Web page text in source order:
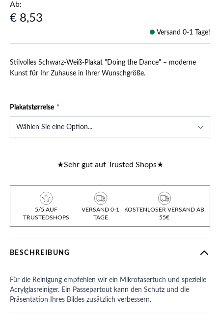
Stilvolles Schwarz-Weiß-Plakat "Doing the Dance" – moderne
Kunst für Ihr Zuhause in Ihrer Wunschgröße.
Ab:
€ 8,53
Versand 0-1 Tage!
Plakatstørrelse
★Sehr gut auf Trusted Shops★
5/5 AUF
TRUSTEDSHOPS
VERSAND 0-1
TAGE
KOSTENLOSER VERSAND AB
55€
BESCHREIBUNG
Für die Reinigung empfehlen wir ein Mikrofasertuch und spezielle
Acrylglasreiniger. Ein Passepartout kann den Schutz und die
Präsentation Ihres Bildes zusätzlich verbessern.